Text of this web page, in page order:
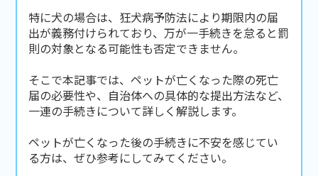
特に犬の場合は、狂犬病予防法により期限内の届
出が義務付けられており、万が一手続きを怠ると罰
則の対象となる可能性も否定できません。
そこで本記事では、ペットが亡くなった際の死亡
届の必要性や、自治体への具体的な提出方法など、
一連の手続きについて詳しく解説します。
ペットが亡くなった後の手続きに不安を感じてい
る方は、ぜひ参考にしてみてください。